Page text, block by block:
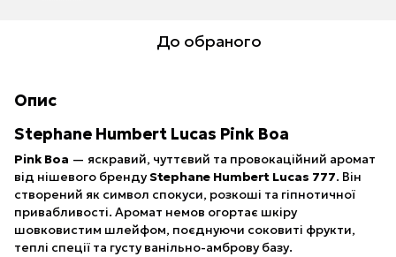
До обраного
Опис
Stephane Humbert Lucas Pink Boa
Pink Boa — яскравий, чуттєвий та провокаційний аромат
від нішевого брендуStephane Humbert Lucas 777. Він
створений як символ спокуси, розкоші та гіпнотичної
привабливості. Аромат немов огортає шкіру
шовковистим шлейфом, поєднуючи соковиті фрукти,
теплі спеції та густу ванільно-амброву базу.